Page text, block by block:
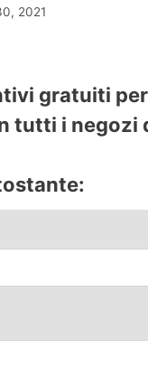
2021
gratuiti
tutti i negozi